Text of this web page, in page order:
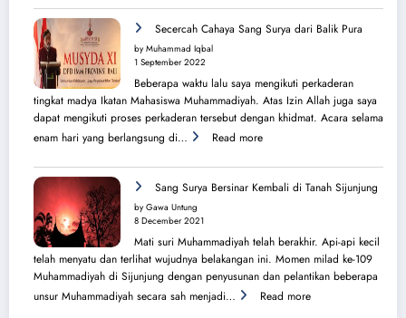
Sejarah
Perjuangan
IMM
Ahmad
Yani
Secercah Cahaya Sang Surya dari Balik Pura
by Muhammad Iqbal
1 September 2022
Beberapa waktu lalu saya mengikuti perkaderan
tingkat madya Ikatan Mahasiswa Muhammadiyah. Atas Izin Allah juga saya
dapat mengikuti proses perkaderan tersebut dengan khidmat. Acara selama
enam hari yang berlangsung di…
Read more:
Cahaya
Sang
Balik
Pura
Sang Surya Bersinar Kembali di Tanah Sijunjung
by Gawa Untung
8 December 2021
Mati suri Muhammadiyah telah berakhir. Api-api kecil
telah menyatu dan terlihat wujudnya belakangan ini. Momen milad ke-109
Muhammadiyah di Sijunjung dengan penyusunan dan pelantikan beberapa
unsur Muhammadiyah secara sah menjadi…
Read more: